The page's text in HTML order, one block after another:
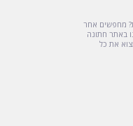
מחפשים אחר
באתר חתונה
את כל